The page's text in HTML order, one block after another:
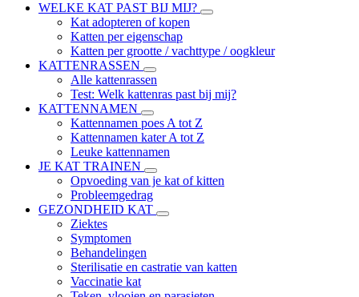
WELKE KAT PAST BIJ MIJ?
Kat adopteren of kopen
Katten per eigenschap
Katten per grootte / vachttype / oogkleur
KATTENRASSEN
Alle kattenrassen
Test: Welk kattenras past bij mij?
KATTENNAMEN
Kattennamen poes A tot Z
Kattennamen kater A tot Z
Leuke kattennamen
JE KAT TRAINEN
Opvoeding van je kat of kitten
Probleemgedrag
GEZONDHEID KAT
Ziektes
Symptomen
Behandelingen
Sterilisatie en castratie van katten
Vaccinatie kat